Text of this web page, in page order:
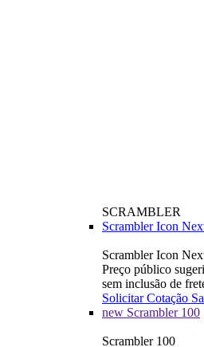
SCRAMBLER
Scrambler Icon
Scrambler Icon
Preço público
sem inclusão de
Solicitar Cotação
new Scrambler 100
Scrambler 100